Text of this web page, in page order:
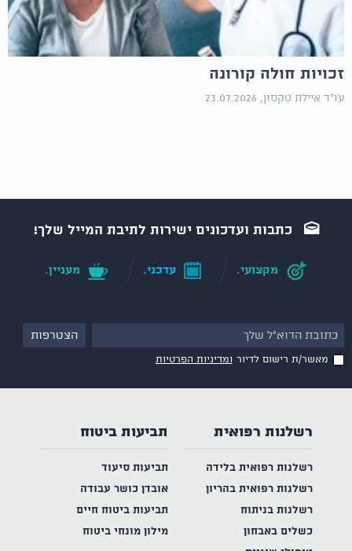
זכויות חולה קורונה
עו"ד איילת טקסון, 23.07.2026
כתבות ועדכונים ישירות לתיבת המייל שלך!
מקצועי. עדכני. מעניין.
מאשר/ת רישום לדיור ומדיניות הפרטיות
רשלנות רפואית
רשלנות רפואית בלידה
רשלנות רפואית בהריון
רשלנות בניתוח
כשלים באבחון
תביעות ביטוח
תביעות סיעוד
אובדן כושר עבודה
תביעות ביטוח חיים
מילון מונחי ביטוח